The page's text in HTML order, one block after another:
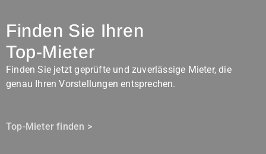
Finden Sie Ihren
Top-Mieter
Finden Sie jetzt geprüfte und zuverlässige Mieter, die
genau Ihren Vorstellungen entsprechen.
Top-Mieter finden >